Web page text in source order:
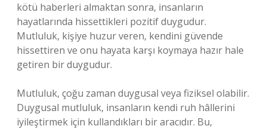
kötü haberleri almaktan sonra, insanların
hayatlarında hissettikleri pozitif duygudur.
Mutluluk, kişiye huzur veren, kendini güvende
hissettiren ve onu hayata karşı koymaya hazır hale
getiren bir duygudur.
Mutluluk, çoğu zaman duygusal veya fiziksel olabilir.
Duygusal mutluluk, insanların kendi ruh hâllerini
iyileştirmek için kullandıkları bir aracıdır. Bu,